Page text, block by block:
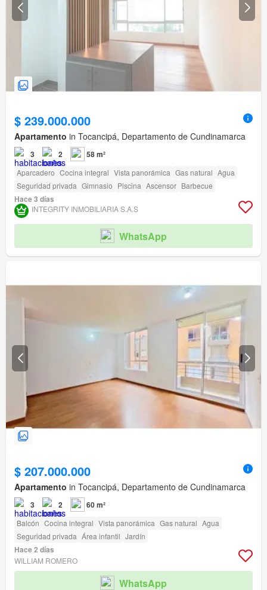
$ 239.000.000
Apartamento in Tocancipá, Departamento de Cundinamarca
3 2 58 m²
Aparcadero Cocina integral Vista panorámica Gas natural Agua
Seguridad privada Gimnasio Piscina Ascensor Barbecue
Hace 3 días
INTEGRITY INMOBILIARIA S.A.S
WhatsApp
$ 207.000.000
Apartamento in Tocancipá, Departamento de Cundinamarca
3 2 60 m²
Balcón Cocina integral Vista panorámica Gas natural Agua
Seguridad privada Área infantil Jardín
Hace 2 días
WILLIAM ROMERO
WhatsApp